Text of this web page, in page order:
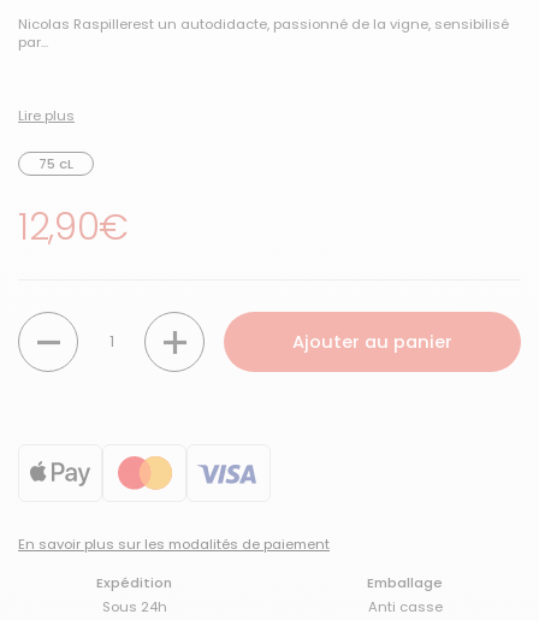
Nicolas Raspillerest un autodidacte, passionné de la vigne, sensibilisé
par...
Lire plus
75 cL
Prix régulier
12,90€
Quantité
Ajouter au panier
En savoir plus sur les modalités de paiement
Expédition
Sous 24h
Emballage
Anti casse